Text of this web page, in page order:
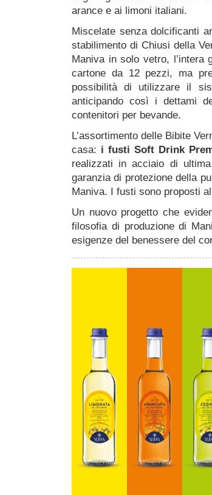
arance e ai limoni italiani.
Miscelate senza dolcificanti
stabilimento di Chiusi della
Maniva in solo vetro, l’intera
cartone da 12 pezzi, ma
possibilità di utilizzare il
anticipando così i dettami
contenitori per bevande.
L’assortimento delle Bibite
casa: i fusti Soft Drink
realizzati in acciaio di
garanzia di protezione della
Maniva. I fusti sono proposti
Un nuovo progetto che
filosofia di produzione di
esigenze del benessere del